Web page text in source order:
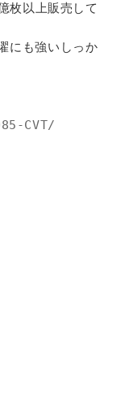
以上販売して
にも強いしっか
CVT/